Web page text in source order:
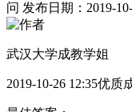
问 发布日期：2019-
武汉大学成教学姐
2019-10-26 12:35优质